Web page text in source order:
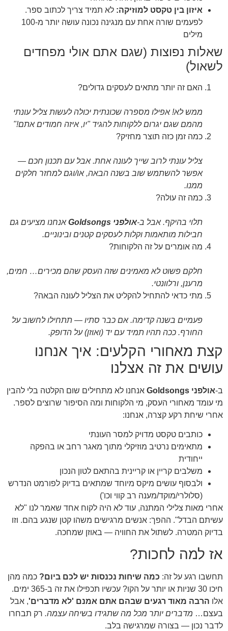
איזון בין טקסט למוזיקה: לא תמיד צריך לכתוב ספר.
לפעמים שורה אחת עם מנגינה נכונה עושה יותר מ-100
מילים
שאלות נפוצות (שגם אתם אולי מפחדים
לשאול)
האם זה יותר מתאים לעסקים גדולים?
ממש לא! אפילו מספרה שכונתית יכולה לעשות צליל עונתי
מהמם שגם יגרום ללקוחות להגיד "יו, איזה חמודים אתם!"
כמה זמן כזה תוצר מחזיק?
צליל עונתי לרוב שייך לעונה אחת. אבל עם תכנון חכם —
אפשר להשתמש שוב בשנה הבאה, או/וגם למחזר חלקים
ממנו.
כמה זה עולה?
תלוי בהיקף. אבל ב-אולפני Goldsongs
אנחנו מציעים גם
חבילות מותאמות וקלות לעסקים קטנים ובינוניים.
מה אומרים על זה הלקוחות?
חלקם פשוט לא מאמינים שזה העסק שהם מכירים… חמים,
מרענן, ורלוונטי.
מתי כדאי להתחיל להקליט את הצליל לעונה הבאה?
פעמיים בשנה קדימה. אם כבר סתיו — תתחילו לחשוב על
החורף. ככה תהיו תמיד עם יד (ואוזן) על הדופק.
קצת מאחורי הקלעים: איך אנחנו
עושים את זה אצלנו
ב-אולפני Goldsongs
אנחנו לא מתחילים שום הקלטה בלי להבין
מי עומד מאחורי העסק, מי הלקוחות ומה הסיפור שרוצים לספר.
אחרי שיחת רקע קצרה, אנחנו:
כותבים טקסט מדויק למסר העונתי
מתאימים נרטיב מוזיקלי מתוך מאגר רחב או בהפקה
ייחודית
משלבים קריין או קריינית בהתאם לטון הנכון
ולבסוף עושים מיקס מיוחד שמתאים בדיוק לפורמט הנדרש
(סלולרי/מוקד/מענה רב קווי וכו')
אחרי מאות צלילי המתנה, עוד לא היה לקוח אחד שאמר לנו "לא
עשיתם הבדל". ההפך: אנשים מרגישים משהו קטן שנגע בהם. וזו
בדיוק המטרה. לשתול את החוויה — באוזן שמחכה.
אז למה לחכות?
תחשבו רגע על זה: כמה שיחות נכנסות יש לכם ביום? כמה מהן
חיכו 30 שניות או יותר על הקו? עכשיו תכפילו את זה ב-365 ימים.
אלו הרבה מאוד רגעים שבהם אתם אמנם 'לא מדברים', אבל
בעצם… מדברים יותר מכל מה שתגידו בשיחה עצמה. רק תבחרו
לדבר נכון — בצורה שמרגישה בלב.